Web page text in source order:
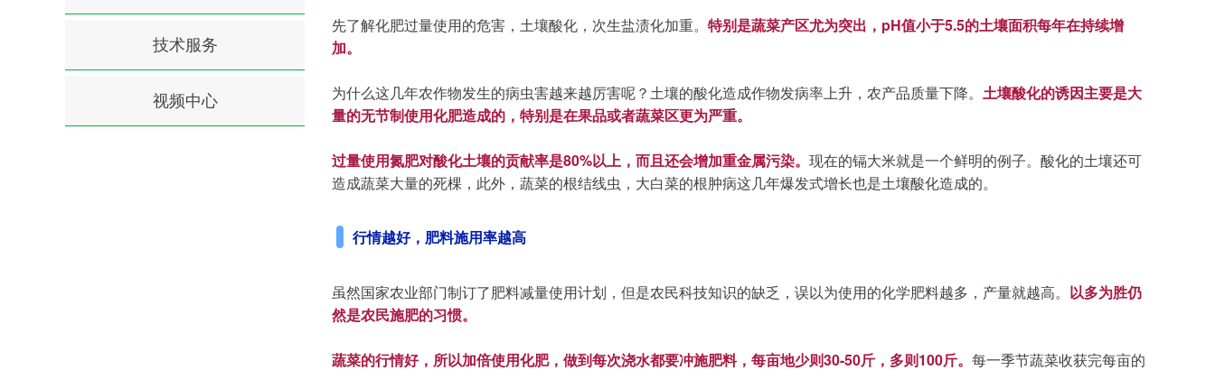
技术服务
视频中心
先了解化肥过量使用的危害，土壤酸化，次生盐渍化加重。 特别是蔬菜产区尤为突出，pH值小于5.5的土壤面积每年在持续增
加。
为什么这几年农作物发生的病虫害越来越厉害呢？土壤的酸化造成作物发病率上升，农产品质量下降。 土壤酸化的诱因主要是大
量的无节制使用化肥造成的，特别是在果品或者蔬菜区更为严重。
过量使用氮肥对酸化土壤的贡献率是80%以上，而且还会增加重金属污染。 现在的镉大米就是一个鲜明的例子。酸化的土壤还可
造成蔬菜大量的死棵，此外，蔬菜的根结线虫，大白菜的根肿病这几年爆发式增长也是土壤酸化造成的。
行情越好，肥料施用率越高
虽然国家农业部门制订了肥料减量使用计划，但是农民科技知识的缺乏，误以为使用的化学肥料越多，产量就越高。 以多为胜仍
然是农民施肥的习惯。
蔬菜的行情好，所以加倍使用化肥，做到每次浇水都要冲施肥料，每亩地少则30-50斤，多则100斤。 每一季节蔬菜收获完每亩的